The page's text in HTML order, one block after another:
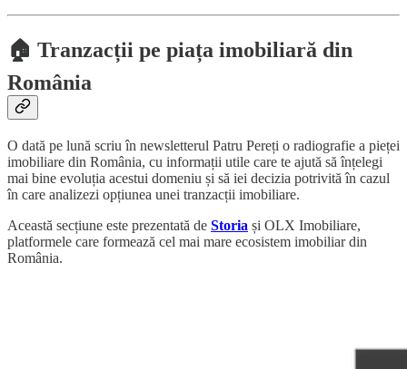
🏠 Tranzacții pe piața imobiliară din
România
O dată pe lună scriu în newsletterul Patru Pereți o radiografie a pieței
imobiliare din România, cu informații utile care te ajută să înțelegi
mai bine evoluția acestui domeniu și să iei decizia potrivită în cazul
în care analizezi opțiunea unei tranzacții imobiliare.
Această secțiune este prezentată de Storia și OLX Imobiliare,
platformele care formează cel mai mare ecosistem imobiliar din
România.